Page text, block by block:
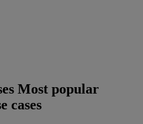
Most popular
cases